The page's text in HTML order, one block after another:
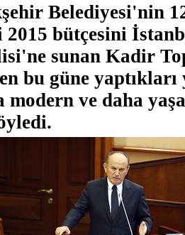
Belediyesi'nin
bütçesini
sunan Kadir
bu güne yaptıkları
modern ve daha